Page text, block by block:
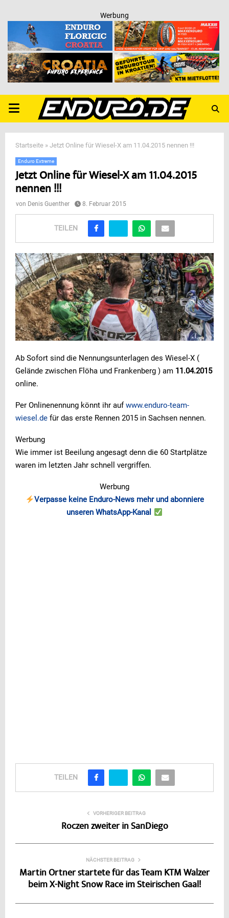
Werbung
PRIMARY
MENU
Startseite » Jetzt Online für Wiesel-X am 11.04.2015 nennen !!!
Enduro Extreme
Jetzt Online für Wiesel-X am 11.04.2015
nennen !!!
von Denis Guenther 8. Februar 2015
TEILEN
Ab Sofort sind die Nennungsunterlagen des Wiesel-X (
Gelände zwischen Flöha und Frankenberg ) am 11.04.2015
online.
Per Onlinenennung könnt ihr aufwww.enduro-team-
wiesel.de für das erste Rennen 2015 in Sachsen nennen.
Werbung
Wie immer ist Beeilung angesagt denn die 60 Startplätze
waren im letzten Jahr schnell vergriffen.
Werbung
Verpasse keine Enduro-News mehr und abonniere
unseren WhatsApp-Kanal
TEILEN
VORHERIGER BEITRAG
Roczen zweiter in SanDiego
NÄCHSTER BEITRAG
Martin Ortner startete für das Team KTM Walzer
beim X-Night Snow Race im Steirischen Gaal!